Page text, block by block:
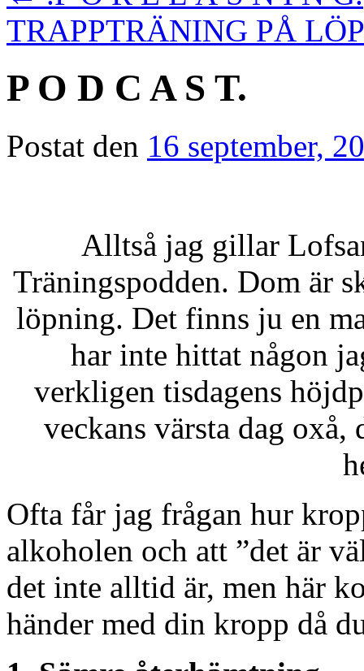
TRAPPTRÄNING PÅ
P O D C A S T.
Postat den 16 september,
Alltså jag gillar
Träningspodden. Dom är
löpning. Det finns ju en
har inte hittat någon
verkligen tisdagens
veckans värsta dag
Ofta får jag frågan hur
alkoholen och att ”det är
det inte alltid är, men här
händer med din kropp då